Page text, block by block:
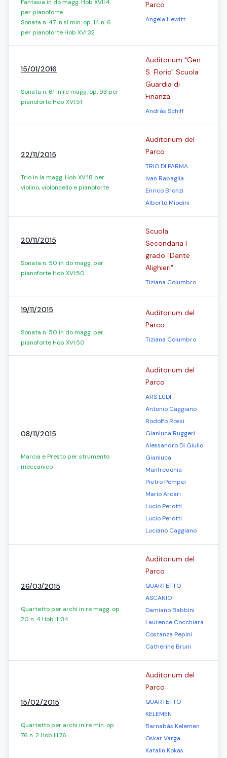
Fantasia in do magg. Hob XVII:4
per pianoforte
Sonata n. 47 in si min. op. 14 n. 6
per pianoforte Hob XVI:32
Parco
Angela Hewitt
15/01/2016
Sonata n. 61 in re magg. op. 93 per
pianoforte Hob XVI:51
Auditorium "Gen.
S. Florio" Scuola
Guardia di
Finanza
András Schiff
22/11/2015
Trio in la magg. Hob XV:18 per
violino, violoncello e pianoforte
Auditorium del
Parco
TRIO DI PARMA
Ivan Rabaglia
Enrico Bronzi
Alberto Miodini
20/11/2015
Sonata n. 50 in do magg. per
pianoforte Hob XVI:50
Scuola
Secondaria I
grado "Dante
Alighieri"
Tiziana Columbro
19/11/2015
Sonata n. 50 in do magg. per
pianoforte Hob XVI:50
Auditorium del
Parco
Tiziana Columbro
08/11/2015
Marcia e Presto per strumento
meccanico
Auditorium del
Parco
ARS LUDI
Antonio Caggiano
Rodolfo Rossi
Gianluca Ruggeri
Alessandro Di Giulio
Gianluca
Manfredonia
Pietro Pompei
Mario Arcari
Lucio Perotti
Lucio Perotti
Luciano Caggiano
26/03/2015
Quartetto per archi in re magg. op.
20 n. 4 Hob III:34
Auditorium del
Parco
QUARTETTO
ASCANIO
Damiano Babbini
Laurence Cocchiara
Costanza Pepini
Catherine Bruni
15/02/2015
Quartetto per archi in re min. op.
76 n. 2 Hob III:76
Auditorium del
Parco
QUARTETTO
KELEMEN
Barnabás Kelemen
Oskar Varga
Katalin Kokas